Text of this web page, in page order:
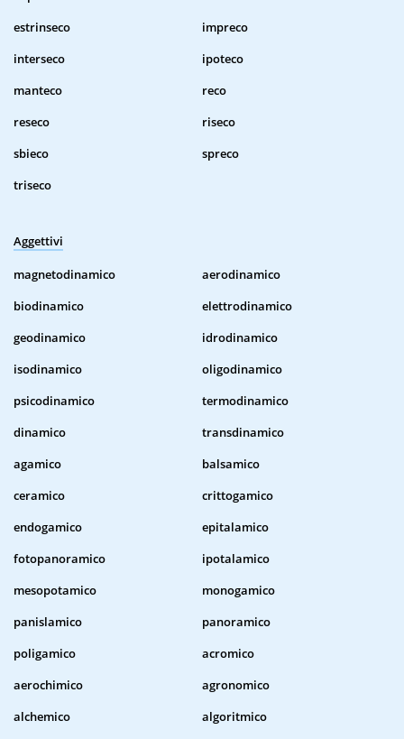
estrinseco
impreco
interseco
ipoteco
manteco
reco
reseco
riseco
sbieco
spreco
triseco
Aggettivi
magnetodinamico
aerodinamico
biodinamico
elettrodinamico
geodinamico
idrodinamico
isodinamico
oligodinamico
psicodinamico
termodinamico
dinamico
transdinamico
agamico
balsamico
ceramico
crittogamico
endogamico
epitalamico
fotopanoramico
ipotalamico
mesopotamico
monogamico
panislamico
panoramico
poligamico
acromico
aerochimico
agronomico
alchemico
algoritmico